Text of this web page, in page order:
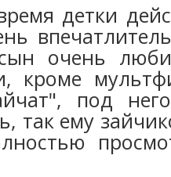
детки
очень
кроме
под
так ему